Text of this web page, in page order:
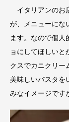
イタリアンのお
が、メニューにな
ます。なので個人
ョにしてほしいと
クスでカニクリー
美味しいバスタを
みなイメージです